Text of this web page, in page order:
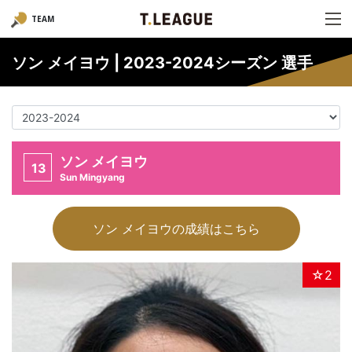
TEAM
ソン メイヨウ | 2023-2024シーズン 選手
13 ソン メイヨウ
Sun Mingyang
ソン メイヨウの成績はこちら
☆2